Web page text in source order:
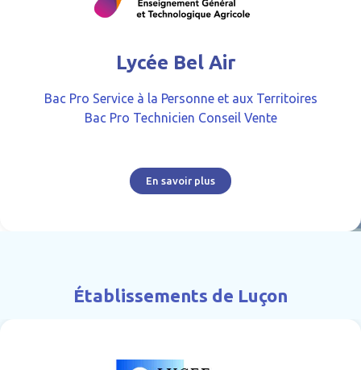
Lycée Bel Air
Bac Pro Service à la Personne et aux Territoires
Bac Pro Technicien Conseil Vente
En savoir plus
Établissements de Luçon